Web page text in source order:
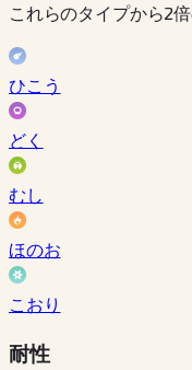
これらのタイプから2
ひこう
どく
むし
ほのお
こおり
耐性